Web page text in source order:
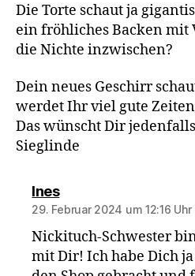
Die Torte schaut ja
ein fröhliches Backen mit
die Nichte inzwischen?
Dein neues Geschirr
werdet Ihr viel gute
Das wünscht Dir
Sieglinde
Inessagt:
29. Februar 2024 um 12:16 Uhr
Nickituch-Schwester
mit Dir! Ich habe Dich